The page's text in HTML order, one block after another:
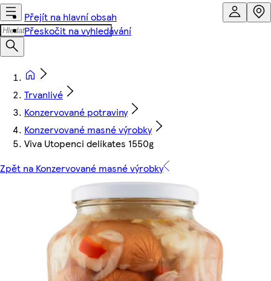
Přejít na hlavní obsah
Přeskočit na vyhledávání
Trvanlivé
Konzervované potraviny
Konzervované masné výrobky
Viva Utopenci delikates 1550g
Zpět na Konzervované masné výrobky